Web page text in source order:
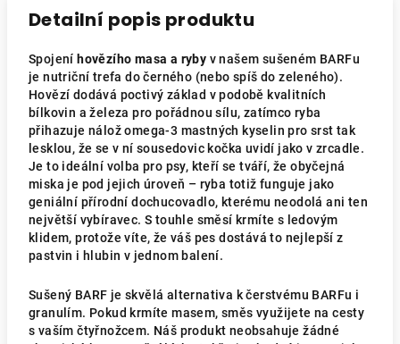
Detailní popis produktu
Spojení hovězího masa a ryby v našem sušeném BARFu
je nutriční trefa do černého (nebo spíš do zeleného).
Hovězí dodává poctivý základ v podobě kvalitních
bílkovin a železa pro pořádnou sílu, zatímco ryba
přihazuje nálož omega-3 mastných kyselin pro srst tak
lesklou, že se v ní sousedovic kočka uvidí jako v zrcadle.
Je to ideální volba pro psy, kteří se tváří, že obyčejná
miska je pod jejich úroveň – ryba totiž funguje jako
geniální přírodní dochucovadlo, kterému neodolá ani ten
největší vybíravec. S touhle směsí krmíte s ledovým
klidem, protože víte, že váš pes dostává to nejlepší z
pastvin i hlubin v jednom balení.
Sušený BARF je skvělá alternativa k čerstvému BARFu i
granulím. Pokud krmíte masem, směs využijete na cesty
s vaším čtyřnožcem. Náš produkt neobsahuje žádné